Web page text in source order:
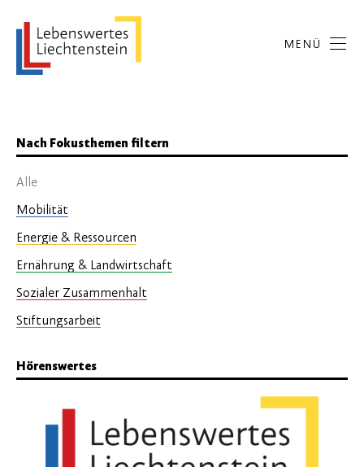
MENÜ
Nach Fokusthemen filtern
Alle
Mobilität
Energie & Ressourcen
Ernährung & Landwirtschaft
Sozialer Zusammenhalt
Stiftungsarbeit
Hörenswertes